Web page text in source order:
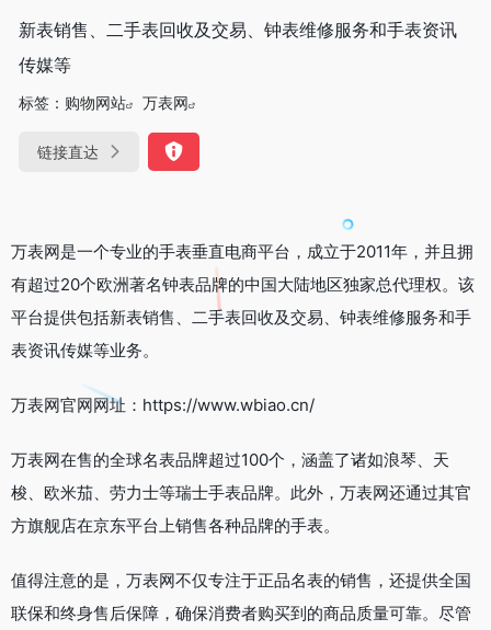
新表销售、二手表回收及交易、钟表维修服务和手表资讯
传媒等
标签： 购物网站 万表网
链接直达
万表网是一个专业的手表垂直电商平台，成立于2011年，并且拥
有超过20个欧洲著名钟表品牌的中国大陆地区独家总代理权。该
平台提供包括新表销售、二手表回收及交易、钟表维修服务和手
表资讯传媒等业务。
万表网官网网址：https://www.wbiao.cn/
万表网在售的全球名表品牌超过100个，涵盖了诸如浪琴、天
梭、欧米茄、劳力士等瑞士手表品牌。此外，万表网还通过其官
方旗舰店在京东平台上销售各种品牌的手表。
值得注意的是，万表网不仅专注于正品名表的销售，还提供全国
联保和终身售后保障，确保消费者购买到的商品质量可靠。尽管